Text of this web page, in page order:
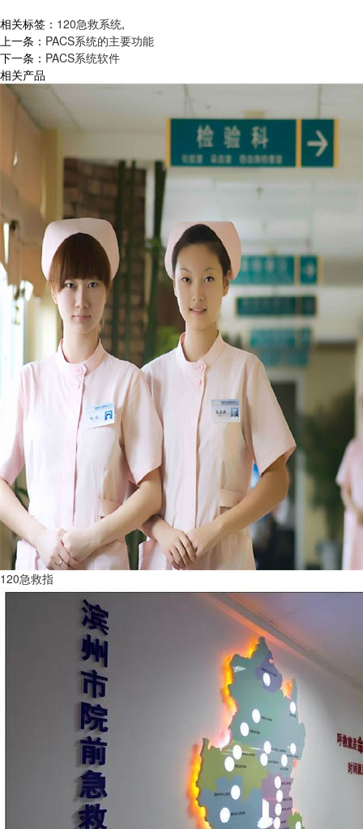
相关标签： 120急救系统,
上一条： PACS系统的主要功能
下一条： PACS系统软件
相关产品
120急救指